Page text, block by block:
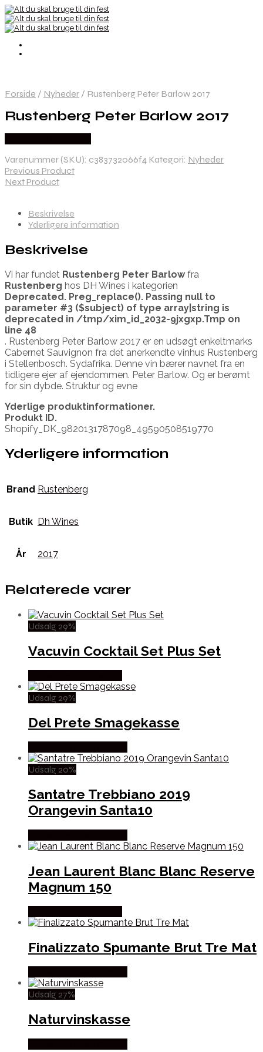
Forside / Nyheder / Rustenberg Peter Barlow 2017
Rustenberg Peter Barlow 2017
Varenummer (SKU): c383732066f4 Kategori: Nyheder
Previous Product
Next Product
Beskrivelse
Yderligere information
Beskrivelse
Vi har fundet Rustenberg Peter Barlowfra
Rustenberg hos DH Wines i kategorien
Deprecated. Preg_replace(). Passing null to
parameter #3 ($subject) of type array|string is
deprecated in /tmp/xim_id_2032-9jxgxp.Tmp on
line 48
. Rustenberg Peter Barlow 2017 er en udsøgt enkeltmarks
Cabernet Sauvignon fra det anerkendte vinhus Rustenberg
i Stellenbosch. Sydafrika. Denne vin bærer navnet fra en
tidligere ejer af ejendommen. Peter Barlow. Og er berømt
for sin dybde. Struktur og evne
Yderlige produktinformationer.
Produkt ID.
Shopify_DK_9820131787098_49590508519770
Yderligere information
Brand Rustenberg
Butik Dh Wines
År 2017
Relaterede varer
Udsalg 29%
Vacuvin Cocktail Set Plus Set
Udsalg 29%
Del Prete Smagekasse
Udsalg 20%
Santatre Trebbiano 2019
Orangevin Santa10
Jean Laurent Blanc Blanc Reserve
Magnum 150
Finalizzato Spumante Brut Tre Mat
Udsalg 27%
Naturvinskasse